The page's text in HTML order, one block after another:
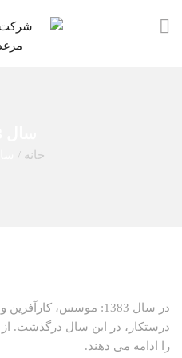
خانه /
در سال 1383: موسس،
درستکار، در این سال درگذشت. از
را ادامه می دهند.